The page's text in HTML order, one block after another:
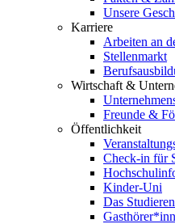
Unsere
Karriere
Arbeiten an
Stellenmarkt
Wirtschaft &
Freunde &
Öffentlichkeit
Check-in für
Kinder-Uni
Das